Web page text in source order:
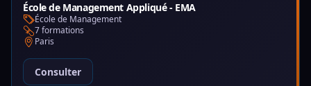
École de Management Appliqué - EMA
École de Management
7 formations
Paris
Consulter